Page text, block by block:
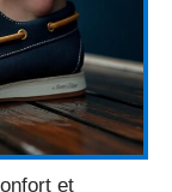
et